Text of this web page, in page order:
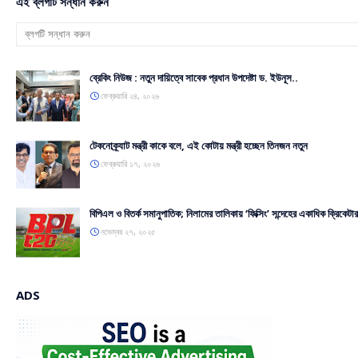
ব্রেকিং নিউজ : নতুন দায়িত্বে সাবেক প্রধান উপদেষ্টা ড. ইউনূস..
ফেব্রুয়ারি ২৪, ২০২৬
টেকনোক্র্যাট মন্ত্রী কাকে বলে, এই কোটায় মন্ত্রী হচ্ছেন তিনজন নতুন
ফেব্রুয়ারি ১৭, ২০২৬
বিপিএল ও বিতর্ক সমানুপাতিক; নিলামের তালিকায় ‘ফিক্সিং’ সন্দেহের একাধিক
নভেম্বর ২৭, ২০২৫
ADS